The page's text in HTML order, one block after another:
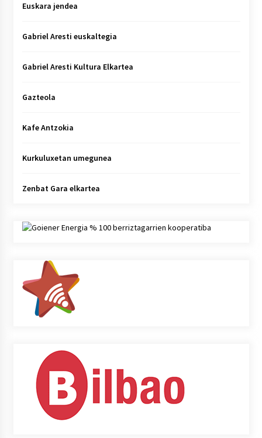
Euskara jendea
Gabriel Aresti euskaltegia
Gabriel Aresti Kultura Elkartea
Gazteola
Kafe Antzokia
Kurkuluxetan umegunea
Zenbat Gara elkartea